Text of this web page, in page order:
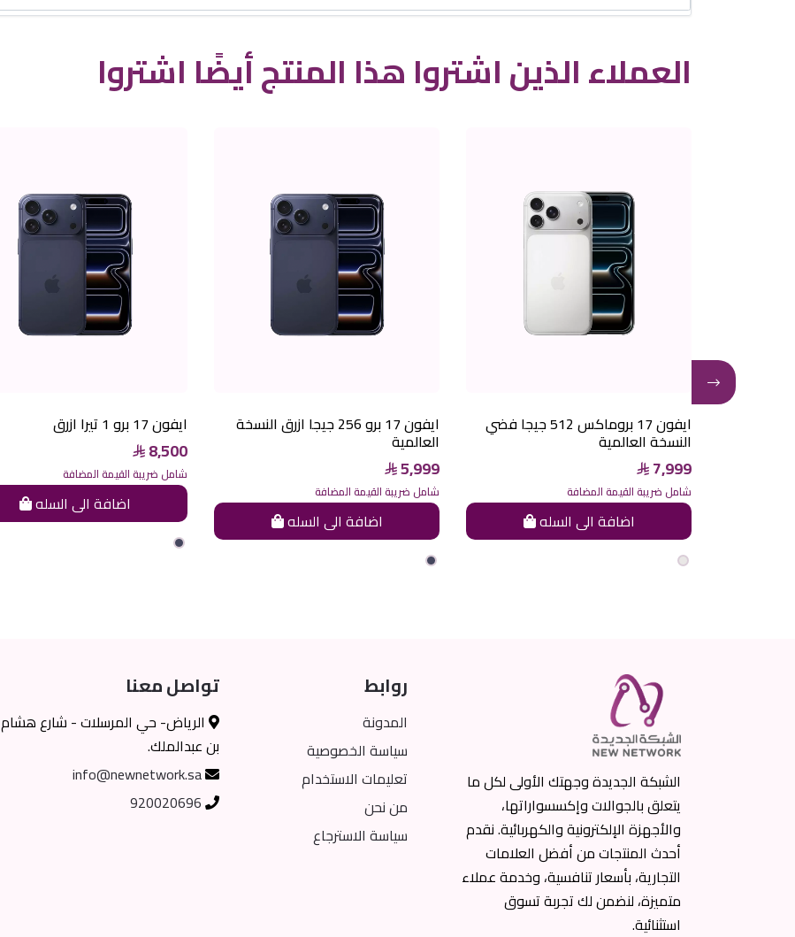
العملاء الذين اشتروا هذا المنتج أيضًا اشتروا
ايفون 17 برو 1 تيرا ازرق
8,500
شامل ضريبة القيمة المضافة
اضافة الى السله
ايفون 17 برو 256 جيجا ازرق النسخة
العالمية
5,999
شامل ضريبة القيمة المضافة
اضافة الى السله
ايفون 17 بروماكس 512 جيجا فضي
النسخة العالمية
7,999
شامل ضريبة القيمة المضافة
اضافة الى السله
الشبكة الجديدة وجهتك الأولى لكل ما
يتعلق بالجوالات وإكسسواراتها،
والأجهزة الإلكترونية والكهربائية. نقدم
أحدث المنتجات من أفضل العلامات
التجارية، بأسعار تنافسية، وخدمة عملاء
متميزة، لنضمن لك تجربة تسوق
استثنائية.
روابط
المدونة
سياسة الخصوصية
تعليمات الاستخدام
من نحن
سياسة الاسترجاع
تواصل معنا
الرياض- حي المرسلات - شارع هشام
بن عبدالملك.
info@newnetwork.sa
920020696